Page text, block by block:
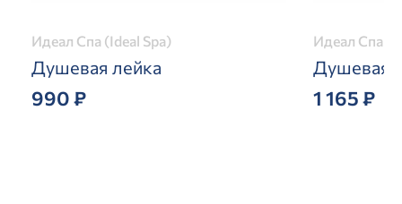
Идеал Спа (Ideal Spa)
Душевая лейка
990 ₽
Идеал Спа
Душевая
1 165 ₽